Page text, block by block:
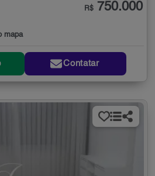
mapa
R$ 750.000
Contatar